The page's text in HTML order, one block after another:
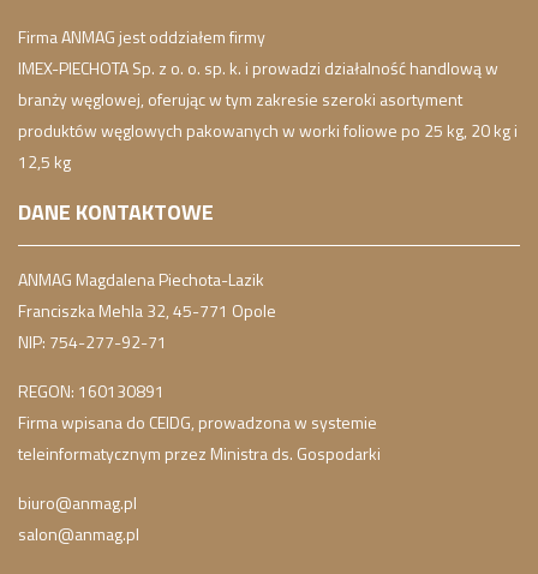
Firma ANMAG jest oddziałem firmy
IMEX-PIECHOTA Sp. z o. o. sp. k. i prowadzi działalność handlową w
branży węglowej, oferując w tym zakresie szeroki asortyment
produktów węglowych pakowanych w worki foliowe po 25 kg, 20 kg i
12,5 kg
DANE KONTAKTOWE
ANMAG Magdalena Piechota-Lazik
Franciszka Mehla 32, 45-771 Opole
NIP: 754-277-92-71
REGON: 160130891
Firma wpisana do CEIDG, prowadzona w systemie
teleinformatycznym przez Ministra ds. Gospodarki
biuro@anmag.pl
salon@anmag.pl